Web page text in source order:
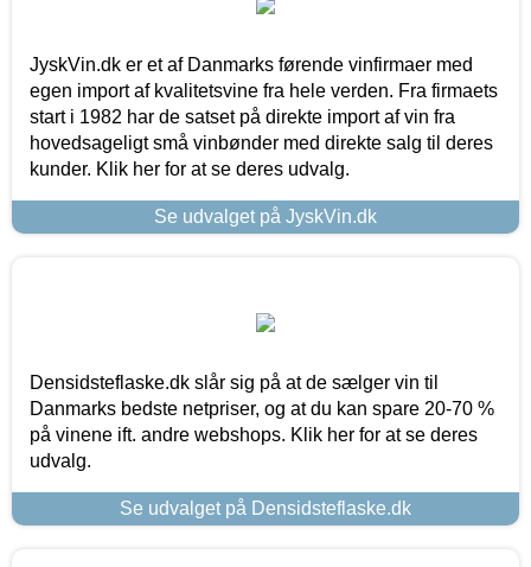
JyskVin.dk er et af Danmarks førende vinfirmaer med
egen import af kvalitetsvine fra hele verden. Fra firmaets
start i 1982 har de satset på direkte import af vin fra
hovedsageligt små vinbønder med direkte salg til deres
kunder. Klik her for at se deres udvalg.
Se udvalget på JyskVin.dk
Densidsteflaske.dk slår sig på at de sælger vin til
Danmarks bedste netpriser, og at du kan spare 20-70 %
på vinene ift. andre webshops. Klik her for at se deres
udvalg.
Se udvalget på Densidsteflaske.dk